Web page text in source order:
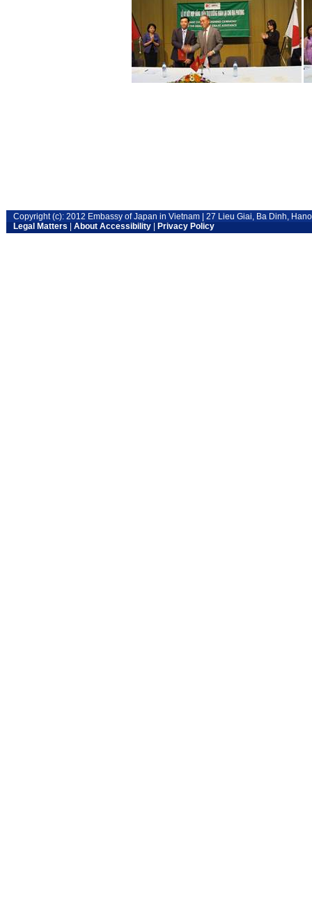
Copyright (c): 2012 Embassy of Japan in Vietnam | 27 Lieu Giai, Ba Dinh,
Legal Matters
About Accessibility Privacy Policy